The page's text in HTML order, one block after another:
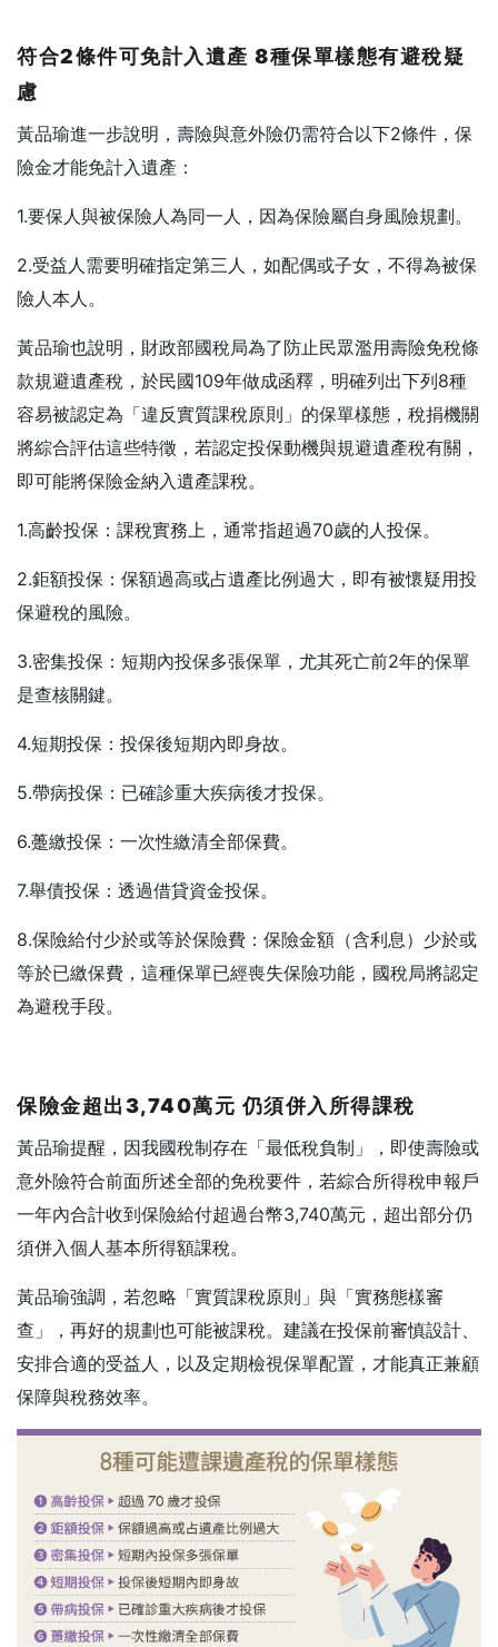
符合2條件可免計入遺產 8種保單樣態有避稅疑
慮
黃品瑜進一步說明，壽險與意外險仍需符合以下2條件，保
險金才能免計入遺產：
1.要保人與被保險人為同一人，因為保險屬自身風險規劃。
2.受益人需要明確指定第三人，如配偶或子女，不得為被保
險人本人。
黃品瑜也說明，財政部國稅局為了防止民眾濫用壽險免稅條
款規避遺產稅，於民國109年做成函釋，明確列出下列8種
容易被認定為「違反實質課稅原則」的保單樣態，稅捐機關
將綜合評估這些特徵，若認定投保動機與規避遺產稅有關，
即可能將保險金納入遺產課稅。
1.高齡投保：課稅實務上，通常指超過70歲的人投保。
2.鉅額投保：保額過高或占遺產比例過大，即有被懷疑用投
保避稅的風險。
3.密集投保：短期內投保多張保單，尤其死亡前2年的保單
是查核關鍵。
4.短期投保：投保後短期內即身故。
5.帶病投保：已確診重大疾病後才投保。
6.躉繳投保：一次性繳清全部保費。
7.舉債投保：透過借貸資金投保。
8.保險給付少於或等於保險費：保險金額（含利息）少於或
等於已繳保費，這種保單已經喪失保險功能，國稅局將認定
為避稅手段。
保險金超出3,740萬元 仍須併入所得課稅
黃品瑜提醒，因我國稅制存在「最低稅負制」，即使壽險或
意外險符合前面所述全部的免稅要件，若綜合所得稅申報戶
一年內合計收到保險給付超過台幣3,740萬元，超出部分仍
須併入個人基本所得額課稅。
黃品瑜強調，若忽略「實質課稅原則」與「實務態樣審
查」，再好的規劃也可能被課稅。建議在投保前審慎設計、
安排合適的受益人，以及定期檢視保單配置，才能真正兼顧
保障與稅務效率。